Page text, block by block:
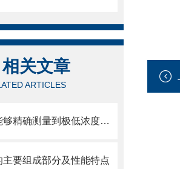
相关文章
ARTICLES
流式细胞仪能够精确测量到极低浓度的标记物
要组成部分及性能特点